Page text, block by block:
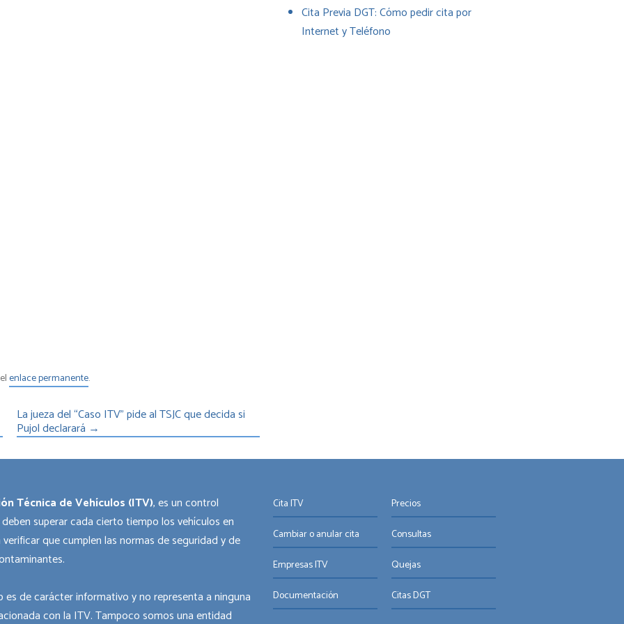
enlace permanente.
La jueza del “Caso ITV” pide al TSJC que decida si
Pujol declarará →
Cita Previa DGT: Cómo pedir cita por
Internet y Teléfono
Técnica de Vehículos (ITV), es un control
superar cada cierto tiempo los vehículos en
verificar que cumplen las normas de seguridad y de
es de carácter informativo y no representa a ninguna
con la ITV. Tampoco somos una entidad
Cita ITV
Cambiar o anular cita
Empresas ITV
Documentación
Precios
Consultas
Quejas
Citas DGT